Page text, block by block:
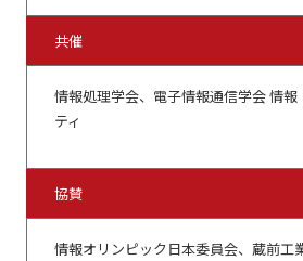
共催
情報処理学会、電子情報通信学会 情
ティ
協賛
情報オリンピック日本委員会、蔵前工